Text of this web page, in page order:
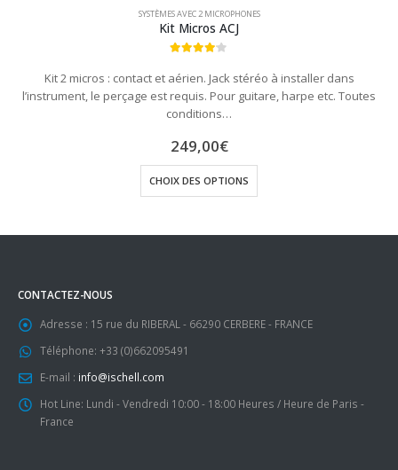
SYSTÈMES AVEC 2 MICROPHONES
Kit Micros ACJ
Kit 2 micros : contact et aérien. Jack stéréo à installer dans
l’instrument, le perçage est requis. Pour guitare, harpe etc. Toutes
conditions…
249,00€
CHOIX DES OPTIONS
Ce produit a plusieurs variations. Les options peuvent être choisies sur la page du produit
CONTACTEZ-NOUS
Adresse : 15 rue du RIBERAL - 66290 CERBERE - FRANCE
Téléphone: +33 (0)662095491
E-mail : info@ischell.com
Hot Line: Lundi - Vendredi 10:00 - 18:00 Heures / Heure de Paris -
France